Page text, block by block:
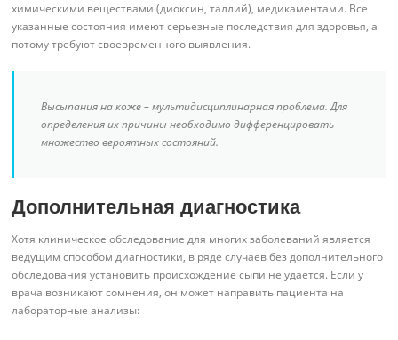
химическими веществами (диоксин, таллий), медикаментами. Все
указанные состояния имеют серьезные последствия для здоровья, а
потому требуют своевременного выявления.
Высыпания на коже – мультидисциплинарная проблема. Для
определения их причины необходимо дифференцировать
множество вероятных состояний.
Дополнительная диагностика
Хотя клиническое обследование для многих заболеваний является
ведущим способом диагностики, в ряде случаев без дополнительного
обследования установить происхождение сыпи не удается. Если у
врача возникают сомнения, он может направить пациента на
лабораторные анализы: